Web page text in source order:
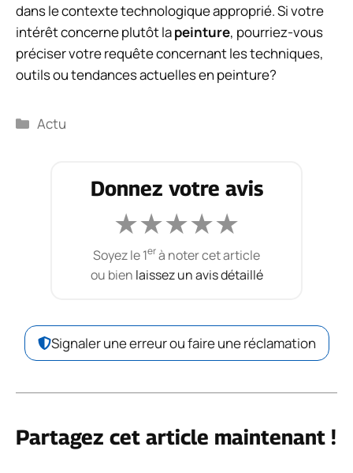
dans le contexte technologique approprié. Si votre
intérêt concerne plutôt lapeinture, pourriez-vous
préciser votre requête concernant les techniques,
outils ou tendances actuelles en peinture?
Catégories
Actu
Donnez votre avis
★★★★★
Soyez le 1erà noter cet article
ou bien laissez un avis détaillé
Signaler une erreur ou faire une réclamation
Partagez cet article maintenant !